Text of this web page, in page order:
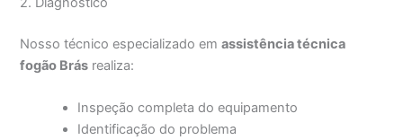
Nosso técnico especializado emassistência técnica
fogão Brás realiza:
Inspeção completa do equipamento
Identificação do problema